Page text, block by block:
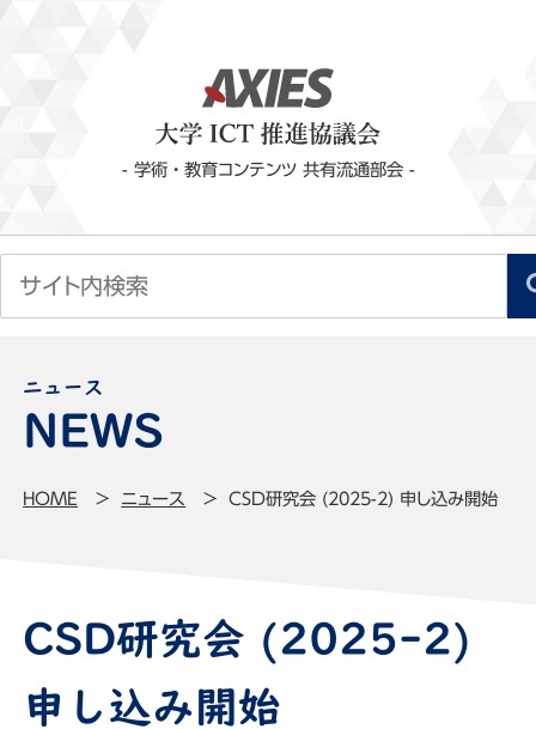
- 学術・教育コンテンツ 共有流通部会 -
ニュース
HOME ニュース CSD研究会 (2025-2) 申し込み開始
CSD研究会 (2025-2)
申し込み開始